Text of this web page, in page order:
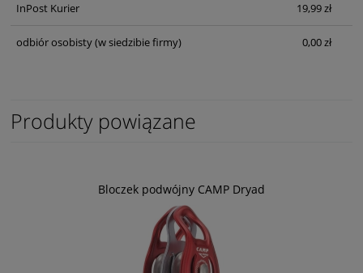
InPost Kurier 19,99 zł
odbiór osobisty(w siedzibie firmy) 0,00 zł
Produkty powiązane
Bloczek podwójny CAMP Dryad